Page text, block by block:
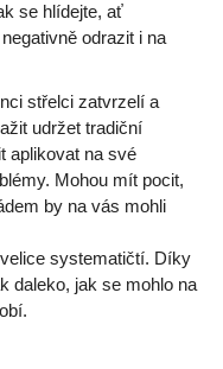
se hlídejte, ať
odrazit i na
střelci zatvrzelí a
udržet tradiční
aplikovat na své
Mohou mít pocit,
by na vás mohli
systematičtí. Díky
daleko, jak se mohlo na